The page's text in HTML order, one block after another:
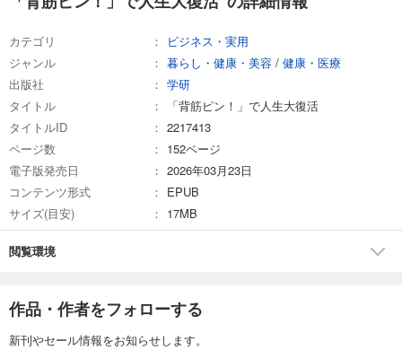
カテゴリ
ビジネス・実用
ジャンル
暮らし・健康・美容 / 健康・医療
出版社
学研
タイトル
「背筋ピン！」で人生大復活
タイトルID
2217413
ページ数
152ページ
電子版発売日
2026年03月23日
コンテンツ形式
EPUB
サイズ(目安)
17MB
閲覧環境
作品・作者をフォローする
新刊やセール情報をお知らせします。